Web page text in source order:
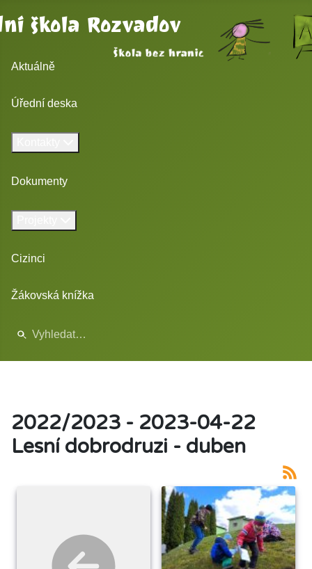
škola Rozvadov
Aktuálně
Úřední deska
Dokumenty
Cizinci
Žákovská knížka
2022/2023 - 2023-04-22
Lesní dobrodruzi - duben